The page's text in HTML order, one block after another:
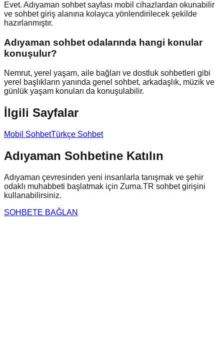
Evet. Adıyaman sohbet sayfası mobil cihazlardan okunabilir
ve sohbet giriş alanına kolayca yönlendirilecek şekilde
hazırlanmıştır.
Adıyaman sohbet odalarında hangi konular
konuşulur?
Nemrut, yerel yaşam, aile bağları ve dostluk sohbetleri gibi
yerel başlıkların yanında genel sohbet, arkadaşlık, müzik ve
günlük yaşam konuları da konuşulabilir.
İlgili Sayfalar
Mobil SohbetTürkçe Sohbet
Adıyaman Sohbetine Katılın
Adıyaman çevresinden yeni insanlarla tanışmak ve şehir
odaklı muhabbeti başlatmak için Zurna.TR sohbet girişini
kullanabilirsiniz.
SOHBETE BAĞLAN